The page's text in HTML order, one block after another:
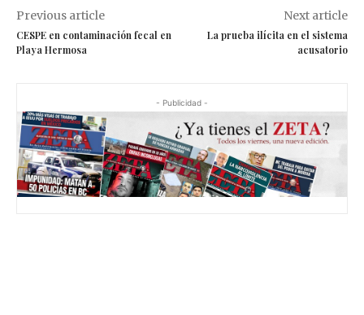
Previous article
CESPE en contaminación fecal en
Playa Hermosa
Next article
La prueba ilícita en el sistema
acusatorio
- Publicidad -